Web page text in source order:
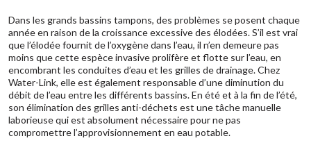
Dans les grands bassins tampons, des problèmes se posent chaque
année en raison de la croissance excessive des élodées. S’il est vrai
que l’élodée fournit de l’oxygène dans l’eau, il n’en demeure pas
moins que cette espèce invasive prolifère et flotte sur l’eau, en
encombrant les conduites d’eau et les grilles de drainage. Chez
Water-Link, elle est également responsable d’une diminution du
débit de l’eau entre les différents bassins. En été et à la fin de l’été,
son élimination des grilles anti-déchets est une tâche manuelle
laborieuse qui est absolument nécessaire pour ne pas
compromettre l’approvisionnement en eau potable.